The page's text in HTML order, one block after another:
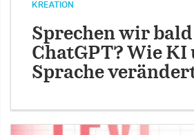
KREATION
Sprechen wir
ChatGPT? Wie KI
Sprache